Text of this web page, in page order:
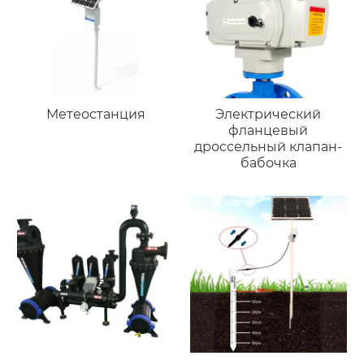
Метеостанция
Электрический
фланцевый
дроссельный клапан-
бабочка